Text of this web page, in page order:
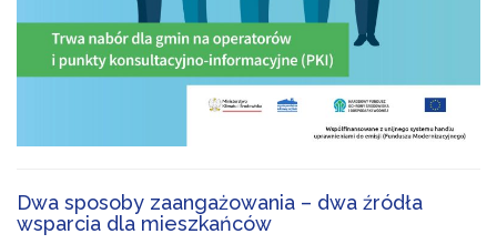
Dwa sposoby zaangażowania – dwa źródła
wsparcia dla mieszkańców